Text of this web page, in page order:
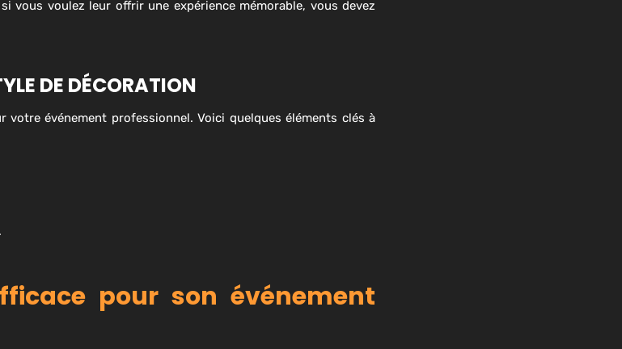
vous voulez leur offrir une expérience mémorable, vous devez
DE DÉCORATION
événement professionnel. Voici quelques éléments clés à
.
pour son événement